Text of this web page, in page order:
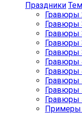
Праздники
Гравюры
Гравюры
Гравюры
Гравюры
Гравюры
Гравюры
Гравюры
Гравюры
Гравюры
Гравюры
Примеры